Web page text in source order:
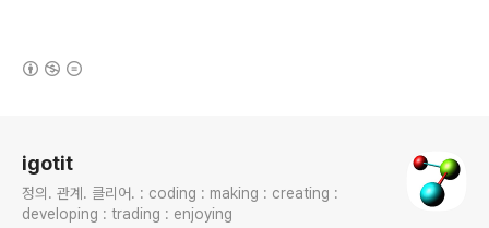
igotit
정의. 관계. 클리어. : coding : making : creating :
developing : trading : enjoying